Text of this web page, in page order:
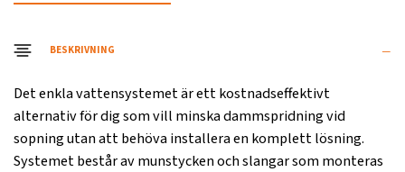
BESKRIVNING
Det enkla vattensystemet är ett kostnadseffektivt
alternativ för dig som vill minska dammspridning vid
sopning utan att behöva installera en komplett lösning.
Systemet består av munstycken och slangar som monteras